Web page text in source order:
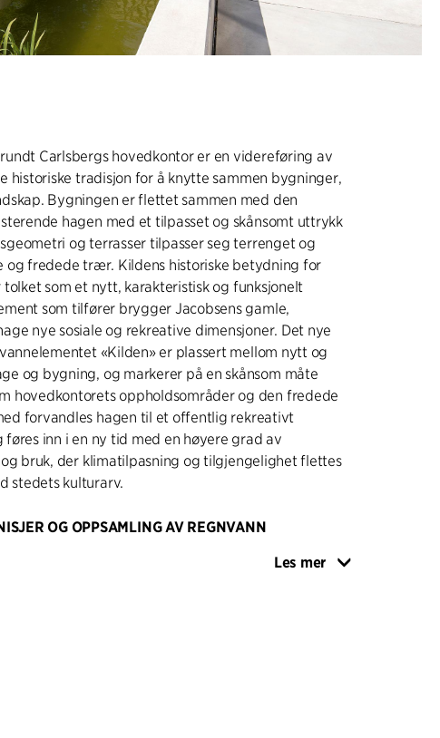
Carlsbergs hovedkontor er en videreføring av
historiske tradisjon for å knytte sammen bygninger,
Bygningen er flettet sammen med den
hagen med et tilpasset og skånsomt uttrykk
og terrasser tilpasser seg terrenget og
og fredede trær. Kildens historiske betydning for
tolket som et nytt, karakteristisk og funksjonelt
som tilfører brygger Jacobsens gamle,
nye sosiale og rekreative dimensjoner. Det nye
«Kilden» er plassert mellom nytt og
og bygning, og markerer på en skånsom måte
hovedkontorets oppholdsområder og den fredede
forvandles hagen til et offentlig rekreativt
føres inn i en ny tid med en høyere grad av
bruk, der klimatilpasning og tilgjengelighet flettes
stedets kulturarv.
OG OPPSAMLING AV REGNVANN
vannelementet «Kilden» består av tre forbundne
Les mer